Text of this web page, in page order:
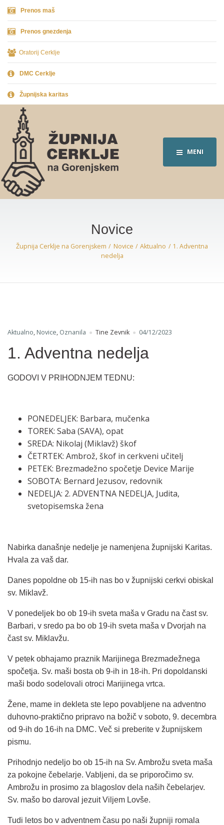
Prenos maš
Prenos gnezdenja
Oratorij Cerklje
DMC Cerklje
Župnijska karitas
MENI
Novice
Župnija Cerklje na Gorenjskem Novice Aktualno
1. Adventna
nedelja
Aktualno, Novice, Oznanila Tine Zevnik 04/12/2023
1. Adventna nedelja
GODOVI V PRIHODNJEM TEDNU:
PONEDELJEK: Barbara, mučenka
TOREK: Saba (SAVA), opat
SREDA: Nikolaj (Miklavž) škof
ČETRTEK: Ambrož, škof in cerkveni učitelj
PETEK: Brezmadežno spočetje Device Marije
SOBOTA: Bernard Jezusov, redovnik
NEDELJA: 2. ADVENTNA NEDELJA, Judita,
svetopisemska žena
Nabirka današnje nedelje je namenjena župnijski Karitas.
Hvala za vaš dar.
Danes popoldne ob 15-ih nas bo v župnijski cerkvi obiskal
sv. Miklavž.
V ponedeljek bo ob 19-ih sveta maša v Gradu na čast sv.
Barbari, v sredo pa bo ob 19-ih sveta maša v Dvorjah na
čast sv. Miklavžu.
V petek obhajamo praznik Marijinega Brezmadežnega
spočetja. Sv. maši bosta ob 9-ih in 18-ih. Pri dopoldanski
maši bodo sodelovali otroci Marijinega vrtca.
Žene, mame in dekleta ste lepo povabljene na adventno
duhovno-praktično pripravo na božič v soboto, 9. decembra
od 9-ih do 16-ih na DMC. Več si preberite v župnijskem
pismu.
Prihodnjo nedeljo bo ob 15-ih na Sv. Ambrožu sveta maša
za pokojne čebelarje. Vabljeni, da se priporočimo sv.
Ambrožu in prosimo za blagoslov dela naših čebelarjev.
Sv. mašo bo daroval jezuit Viljem Lovše.
Tudi letos bo v adventnem času po naši župniji romala